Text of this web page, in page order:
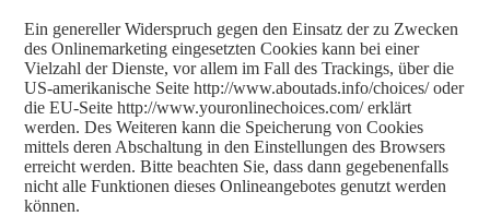
Ein genereller Widerspruch gegen den Einsatz der zu Zwecken
des Onlinemarketing eingesetzten Cookies kann bei einer
Vielzahl der Dienste, vor allem im Fall des Trackings, über die
US-amerikanische Seite http://www.aboutads.info/choices/ oder
die EU-Seite http://www.youronlinechoices.com/ erklärt
werden. Des Weiteren kann die Speicherung von Cookies
mittels deren Abschaltung in den Einstellungen des Browsers
erreicht werden. Bitte beachten Sie, dass dann gegebenenfalls
nicht alle Funktionen dieses Onlineangebotes genutzt werden
können.